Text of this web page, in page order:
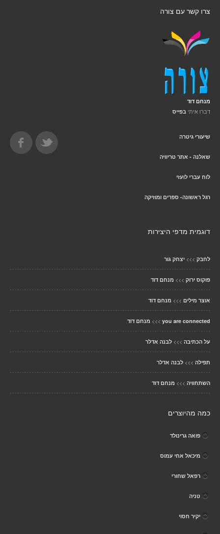
צרו קשר עם צורה
מנחם דוד
דברו איתי בפייס
שיעורי גיטרה
שאלנה - אתר טריוויה
לוח עברי לועזי
רגל ראשונה- ספרים ומוזיקה
דוגמית מדפי היצירות
לחבק >>> יצחק גור
פוקוס ירוק >>> מנחם דוד
אוצר מילים >>> מנחם דוד
you are connected
>>> מנחם דוד
על הכתיבה >>> לבנה אדלר
תפילה >>> לבנה אדלר
השתחוויה >>> מנחם דוד
כמה מהיוצרים
פואה גרינולד
מיכאל אחי עמוס
רפאל שחורי
טניה
יקיר חסוי